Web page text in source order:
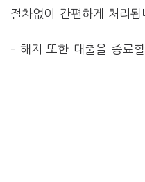
절차없이 간편하게 처리됩
– 해지 또한 대출을 종료